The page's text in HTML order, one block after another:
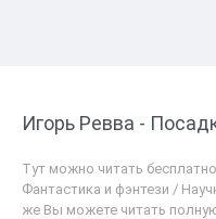
Игорь Ревва -
Тут можно читать
Фантастика и фэнтези /
же Вы можете читать